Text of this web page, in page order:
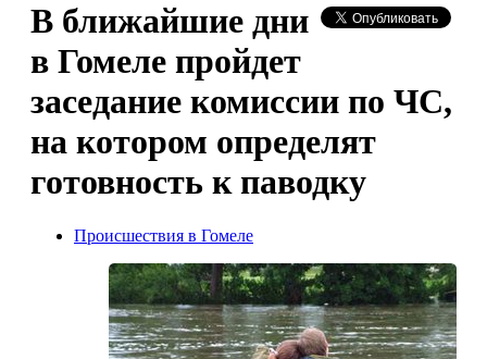
В ближайшие дни
в Гомеле пройдет
заседание комиссии по ЧС,
на котором определят
готовность к паводку
Происшествия в Гомеле